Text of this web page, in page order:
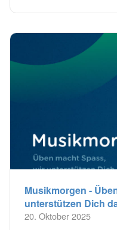
Musikmorgen -
unterstützen Dich
20. Oktober 2025